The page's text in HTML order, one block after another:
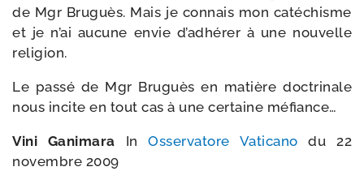
de Mgr Bruguès. Mais je connais mon caté­chisme
et je n’ai aucune envie d’adhé­rer à une nou­velle
religion.
Le pas­sé de Mgr Bruguès en matière doc­tri­nale
nous incite en tout cas à une cer­taine méfiance…
Vini Ganimara InOsservatore Vaticanodu 22
novembre 2009